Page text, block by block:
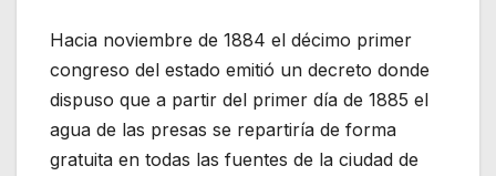
Hacia noviembre de 1884 el décimo primer
congreso del estado emitió un decreto donde
dispuso que a partir del primer día de 1885 el
agua de las presas se repartiría de forma
gratuita en todas las fuentes de la ciudad de